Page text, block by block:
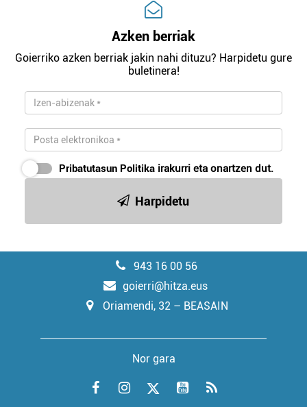
Azken berriak
Goierriko azken berriak jakin nahi dituzu? Harpidetu gure
buletinera!
Pribatutasun Politika irakurri eta onartzen dut.
Harpidetu
943 16 00 56
goierri@hitza.eus
Oriamendi, 32 – BEASAIN
Nor gara